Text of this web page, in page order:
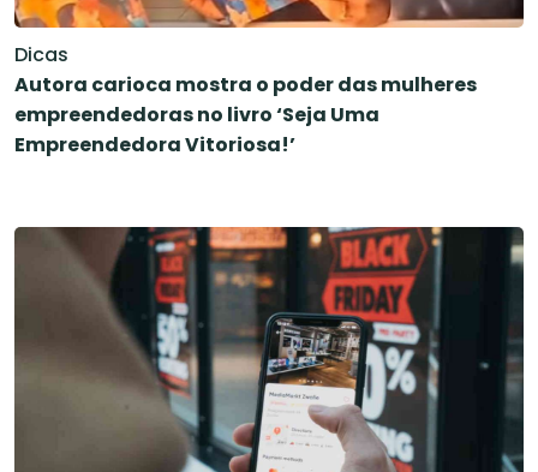
Dicas
Autora carioca mostra o poder das mulheres
empreendedoras no livro ‘Seja Uma
Empreendedora Vitoriosa!’